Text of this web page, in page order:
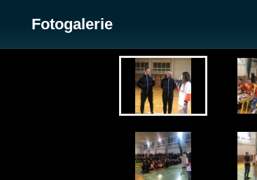
Zobrazit galerii
Fotogalerie